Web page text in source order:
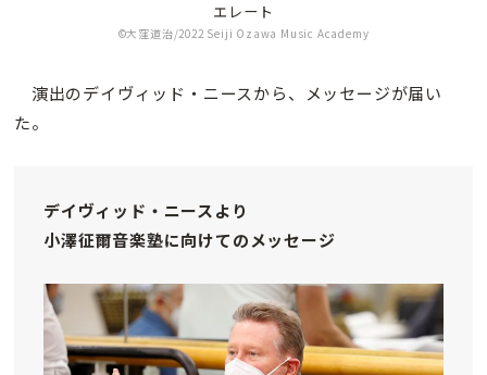
エレート
©大窪道治/2022 Seiji Ozawa Music Academy
演出のデイヴィッド・ニースから、メッセージが届い
た。
デイヴィッド・ニースより
小澤征爾音楽塾に向けてのメッセージ